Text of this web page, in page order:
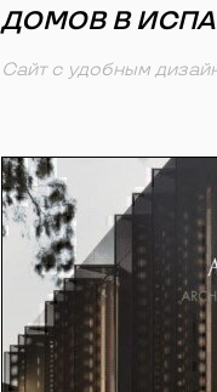
ДОМОВ В
Сайт с удобным